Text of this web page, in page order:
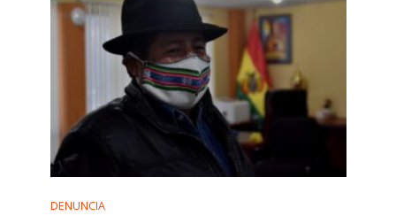
DENUNCIA